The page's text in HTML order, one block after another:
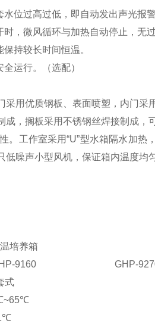
位过高过低，即自动发出声光报
，微风循环与加热自动停止，无过
持较长时间恒温。
运行。（选配）
用优质钢板、表面喷塑，内门采
，搁板采用不锈钢丝焊接制成，
工作室采用“U”型水箱隔水加热
噪声小型风机，保证箱内温度均
培养箱
9160
GHP-
式